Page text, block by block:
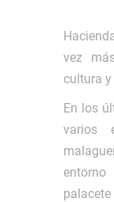
vez
cultura
En los
varios